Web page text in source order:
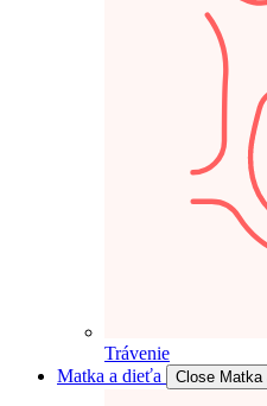
Trávenie
Matka a dieťa
Close Matka